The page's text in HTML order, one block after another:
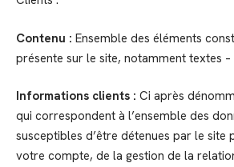
Contenu : Ensemble des éléments
présente sur le site, notamment textes –
Informations clients : Ci après
qui correspondent à l’ensemble des
susceptibles d’être détenues par le site
votre compte, de la gestion de la